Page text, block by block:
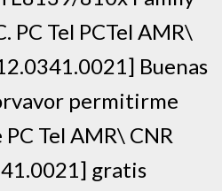
PC Tel PCTel AMR\
Buenas
permitirme
Tel AMR\ CNR
gratis